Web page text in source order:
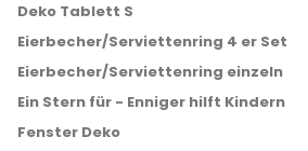
Deko Tablett S
Eierbecher/Serviettenring 4 er Set
Eierbecher/Serviettenring einzeln
Ein Stern für - Enniger hilft Kindern
Fenster Deko